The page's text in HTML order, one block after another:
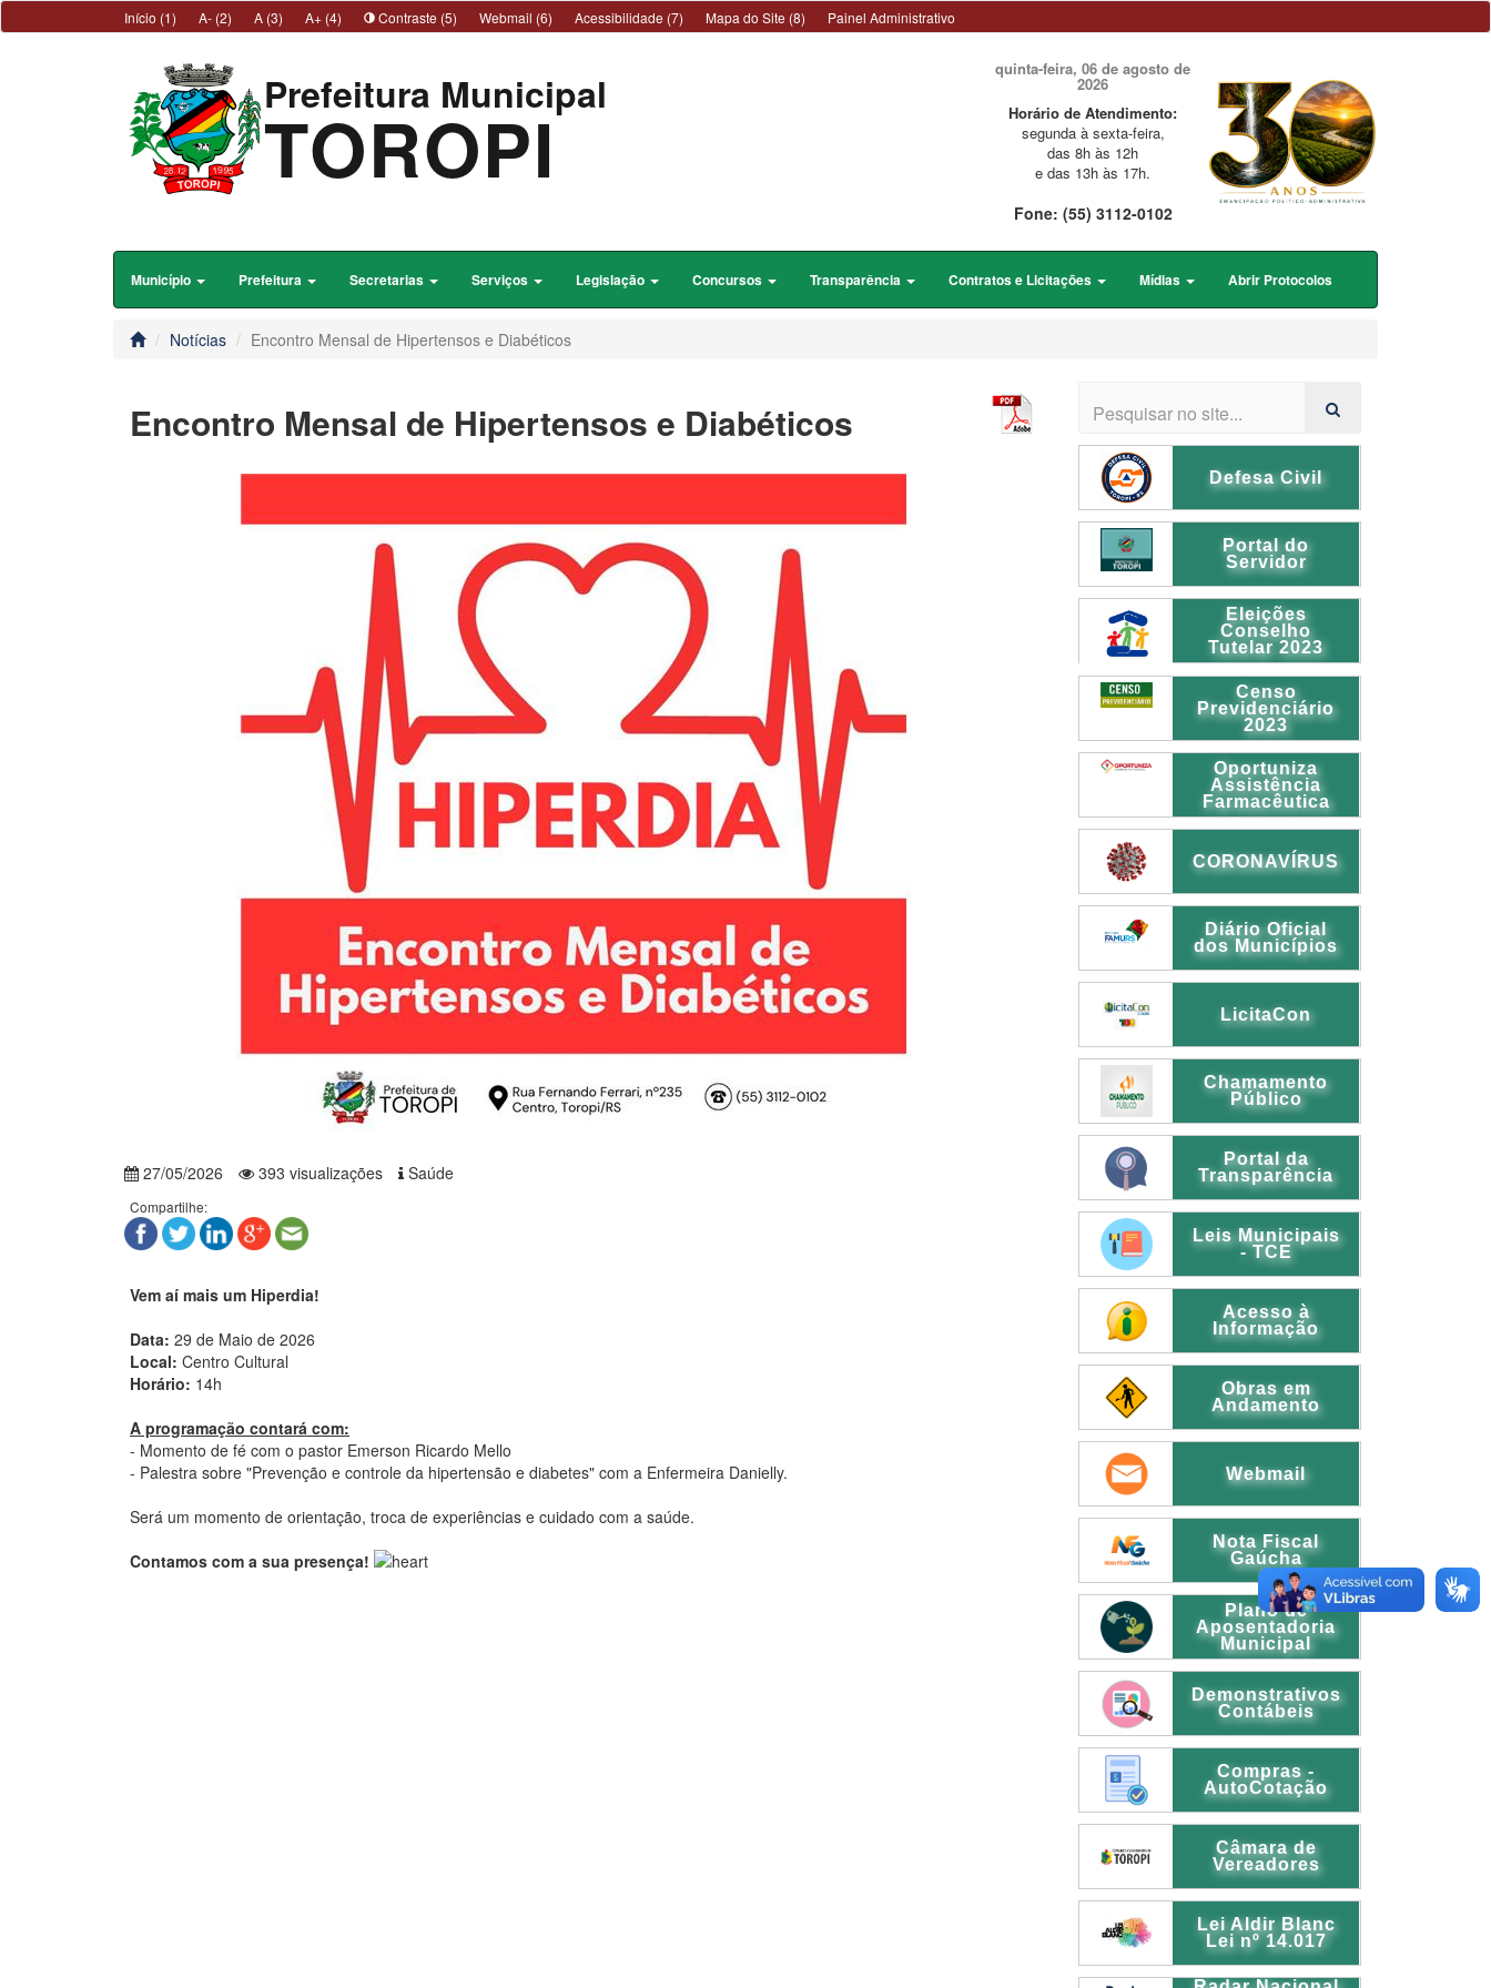
Início (1) A- (2) A (3) A+ (4) Contraste (5) Webmail (6) Acessibilidade (7) Mapa do Site (8) Painel Administrativo
Prefeitura Municipal
TOROPI
quinta-feira, 06 de agosto de
2026
Horário de Atendimento:
segunda à sexta-feira,
das 8h às 12h
e das 13h às 17h.
Fone: (55) 3112-0102
Município Prefeitura Secretarias Serviços Legislação Concursos Transparência Contratos e Licitações Mídias Abrir Protocolos
Notícias Encontro Mensal de Hipertensos e Diabéticos
Encontro Mensal de Hipertensos e Diabéticos
27/05/2026 393 visualizações Saúde
Compartilhe:
Vem aí mais um Hiperdia!
Data: 29 de Maio de 2026
Local: Centro Cultural
Horário: 14h
A programação contará com:
- Momento de fé com o pastor Emerson Ricardo Mello
- Palestra sobre "Prevenção e controle da hipertensão e diabetes" com a Enfermeira Danielly.
Será um momento de orientação, troca de experiências e cuidado com a saúde.
Contamos com a sua presença!
Defesa Civil
Portal do
Servidor
Eleições
Conselho
Tutelar 2023
Censo
Previdenciário
2023
Oportuniza
Assistência
Farmacêutica
CORONAVÍRUS
Diário Oficial
dos Municípios
LicitaCon
Chamamento
Público
Portal da
Transparência
Leis Municipais
- TCE
Acesso à
Informação
Obras em
Andamento
Webmail
Nota Fiscal
Gaúcha
Plano de
Aposentadoria
Municipal
Demonstrativos
Contábeis
Compras -
AutoCotação
Câmara de
Vereadores
Lei Aldir Blanc
Lei nº 14.017